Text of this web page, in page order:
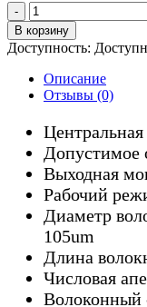
Количество
товара
8W
808nm
CW
Fiber
Coupled
Diode
Laser
В корзину
Доступность:
Описание
Отзывы (0)
Допустимое
Выходная
Рабочий
Диаметр
105um
Длина
Числовая
Волоконный